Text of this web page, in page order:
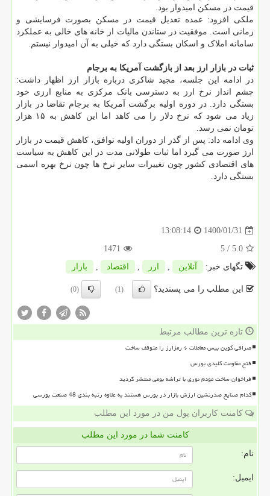
قیمت در مسکن امیدوار بود.
ملکی افزود: عمده تعدیل قیمت در مسکن بصورت فرسایشی و
زمانی است. موفقیت در ستاندن مالیات از خانه های خالی به عملکرد
سامانه املاک و اسکان بستگی دارد که خیلی به آن امیدوار نیستم.
ثبات در بازار ارز بعد از بازگشت آمریکا به برجام
در ادامه این جلسه، مجید شاکری درباره بازار ارز اظهار داشت:
چشم انداز نرخ ارز به دسترسی بانک مرکزی به منابع ارزی خود
بستگی دارد. در دوره اولیه برگشت آمریکا به برجام تقاضا در بازار
زیاد می شود که نرخ دلار را می کاهد اما این کاهش به ۱۵ هزار
تومان نمی رسد.
وی ادامه داد: پس از گذر از دوران اولیه توافق، کاهش قیمت در بازار
ارز صورت می گیرد اما ثبات طولانی مدت در این کاهش به سیاست
های اقتصادی کشور چون تغییرات سایر نرخ ها چون نرخ بهره اسمی
بستگی دارد.
1400/01/31
13:08:14
5.0
/ 5
1471
تگهای خبر:
آنلاین , ارز , اقتصاد , بازار
این مطلب را می پسندید؟ (1)
(0)
تازه ترین مطالب مرتبط
صرافی کوین بیس معاملات ۶ رمزارز را متوقف ساخت
فتح مقاومت کلیدی بورس
فراخوان ساخت مودم نوری با تراشه بومی منتشر گردید
کدام صنایع صدرنشین ارزش بازار در بورس هستند به علاوه رتبه بندی 48 صنعت بورسی
کامنت کاربران پول من در مورد این مطلب
کامنت شما در مورد این مطلب
نام:
ایمیل: